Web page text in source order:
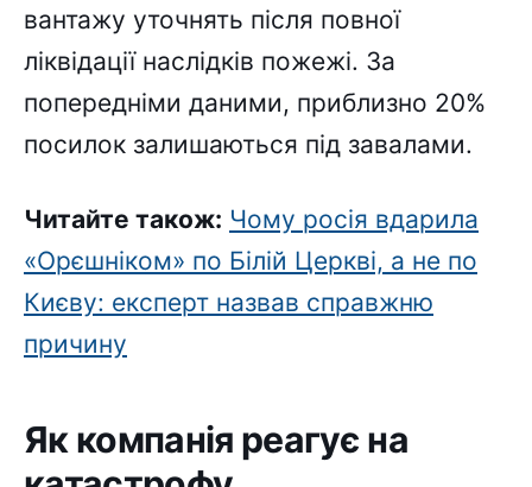
вантажу уточнять після повної
ліквідації наслідків пожежі. За
попередніми даними, приблизно 20%
посилок залишаються під завалами.
Читайте також: Чому росія вдарила
«Орєшніком» по Білій Церкві, а не по
Києву: експерт назвав справжню
причину
Як компанія реагує на